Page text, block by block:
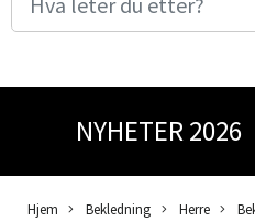
NYHETER 2026
Hjem Bekledning Herre